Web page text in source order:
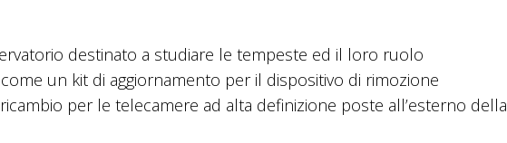
destinato a studiare le tempeste ed il loro ruolo
un kit di aggiornamento per il dispositivo di rimozione
per le telecamere ad alta definizione poste all’esterno della